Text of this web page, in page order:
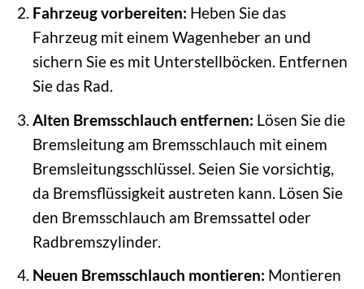
Fahrzeug vorbereiten: Heben Sie das
Fahrzeug mit einem Wagenheber an und
sichern Sie es mit Unterstellböcken. Entfernen
Sie das Rad.
Alten Bremsschlauch entfernen: Lösen Sie die
Bremsleitung am Bremsschlauch mit einem
Bremsleitungsschlüssel. Seien Sie vorsichtig,
da Bremsflüssigkeit austreten kann. Lösen Sie
den Bremsschlauch am Bremssattel oder
Radbremszylinder.
Neuen Bremsschlauch montieren: Montieren